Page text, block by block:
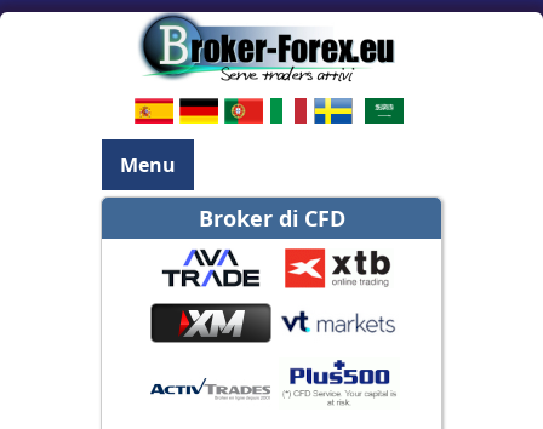
Menu
Broker di CFD